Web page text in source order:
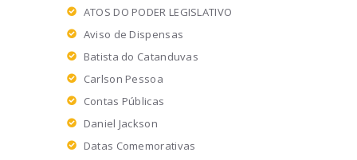
ATOS DO PODER LEGISLATIVO
Aviso de Dispensas
Batista do Catanduvas
Carlson Pessoa
Contas Públicas
Daniel Jackson
Datas Comemorativas